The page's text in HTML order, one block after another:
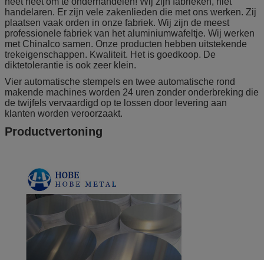
handelaren. Er zijn vele zakenlieden die met ons werken. Zij
plaatsen vaak orden in onze fabriek. Wij zijn de meest
professionele fabriek van het aluminiumwafeltje. Wij werken
met Chinalco samen. Onze producten hebben uitstekende
trekeigenschappen. Kwaliteit. Het is goedkoop. De
diktetolerantie is ook zeer klein.
Vier automatische stempels en twee automatische rond
makende machines worden 24 uren zonder onderbreking die
de twijfels vervaardigd op te lossen door levering aan
klanten worden veroorzaakt.
Productvertoning